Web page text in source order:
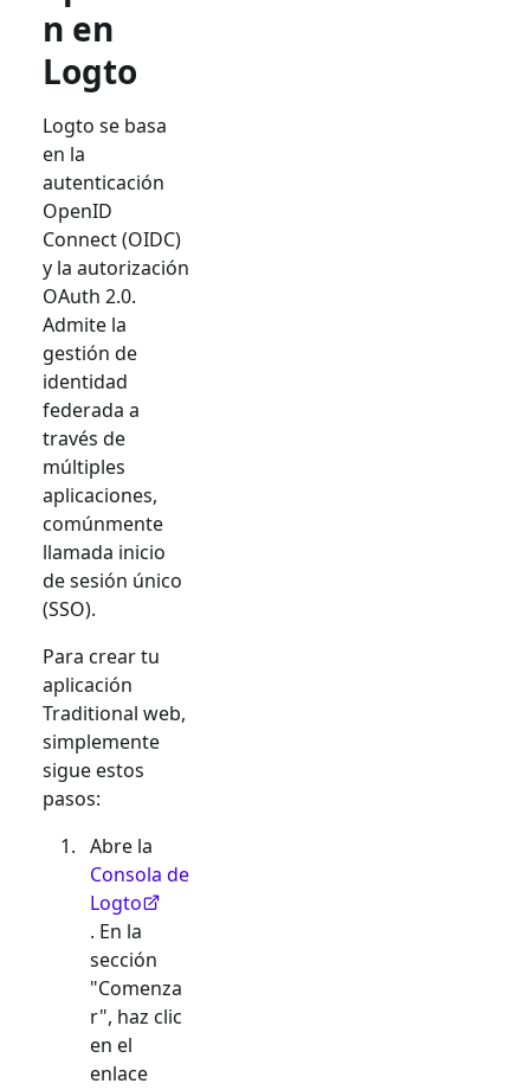
n en
Logto
Logto se basa
en la
autenticación
OpenID
Connect (OIDC)
y la autorización
OAuth 2.0.
Admite la
gestión de
identidad
federada a
través de
múltiples
aplicaciones,
comúnmente
llamada inicio
de sesión único
(SSO).
Para crear tu
aplicación
Traditional web,
simplemente
sigue estos
pasos:
Abre la
Consola de
Logto
. En la
sección
"Comenza
r", haz clic
en el
enlace